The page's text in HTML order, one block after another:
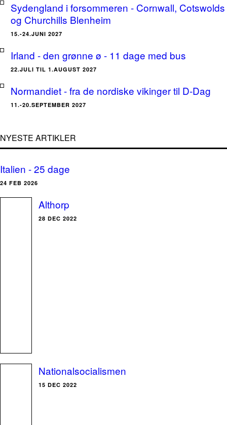
Sydengland i forsommeren - Cornwall, Cotswolds
og Churchills Blenheim
15.-24.JUNI 2027
Irland - den grønne ø - 11 dage med bus
22.JULI TIL 1.AUGUST 2027
Normandiet - fra de nordiske vikinger til D-Dag
11.-20.SEPTEMBER 2027
NYESTE ARTIKLER
Italien - 25 dage
24 FEB 2026
Althorp
28 DEC 2022
Nationalsocialismen
15 DEC 2022